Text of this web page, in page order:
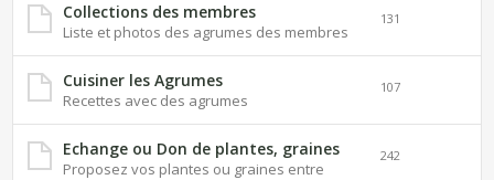
Collections des membres
Liste et photos des agrumes des membres
131
Cuisiner les Agrumes
Recettes avec des agrumes
107
Echange ou Don de plantes, graines
Proposez vos plantes ou graines entre
242